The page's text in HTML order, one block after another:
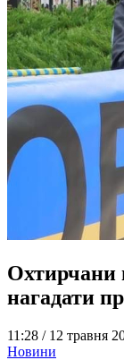
Охтирчани
нагадати
11:28 / 12 травня
Новини